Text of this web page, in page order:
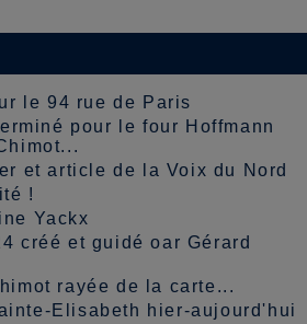
le 94 rue de Paris
pour le four Hoffmann
et article de la Voix du Nord
!
Yackx
créé et guidé oar Gérard
rayée de la carte...
Elisabeth hier-aujourd'hui